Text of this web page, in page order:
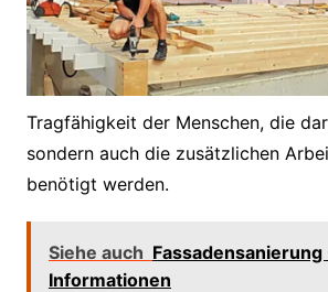
Tragfähigkeit der Menschen, die
sondern auch die zusätzlichen
benötigt werden.
Siehe auch
Informationen